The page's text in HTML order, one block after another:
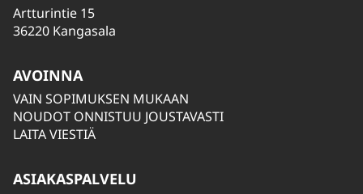
Artturintie 15
36220 Kangasala
AVOINNA
VAIN SOPIMUKSEN MUKAAN
NOUDOT ONNISTUU JOUSTAVASTI
LAITA VIESTIÄ
ASIAKASPALVELU